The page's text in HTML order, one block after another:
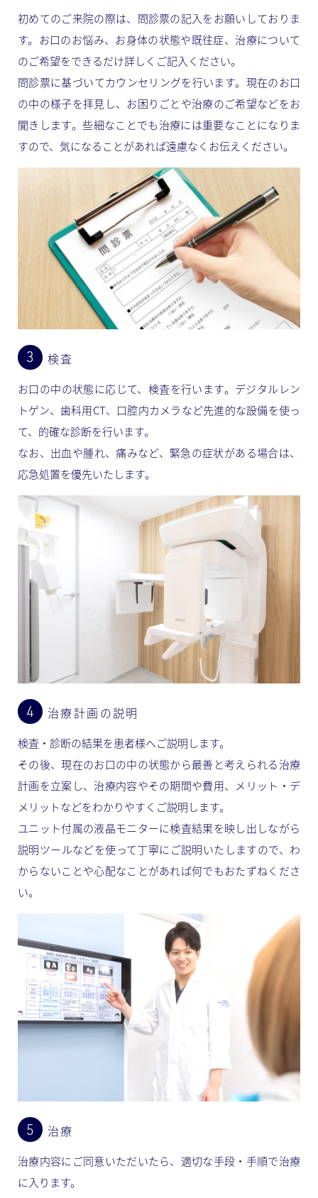
初めてのご来院の際は、問診票の記入をお願いしておりま
す。お口のお悩み、お身体の状態や既往症、治療について
のご希望をできるだけ詳しくご記入ください。
問診票に基づいてカウンセリングを行います。現在のお口
の中の様子を拝見し、お困りごとや治療のご希望などをお
聞きします。些細なことでも治療には重要なことになりま
すので、気になることがあれば遠慮なくお伝えください。
検査
お口の中の状態に応じて、検査を行います。デジタルレン
トゲン、歯科用CT、口腔内カメラなど先進的な設備を使っ
て、的確な診断を行います。
なお、出血や腫れ、痛みなど、緊急の症状がある場合は、
応急処置を優先いたします。
治療計画の説明
検査・診断の結果を患者様へご説明します。
その後、現在のお口の中の状態から最善と考えられる治療
計画を立案し、治療内容やその期間や費用、メリット・デ
メリットなどをわかりやすくご説明します。
ユニット付属の液晶モニターに検査結果を映し出しながら
説明ツールなどを使って丁寧にご説明いたしますので、わ
からないことや心配なことがあれば何でもおたずねくださ
い。
治療
治療内容にご同意いただいたら、適切な手段・手順で治療
に入ります。